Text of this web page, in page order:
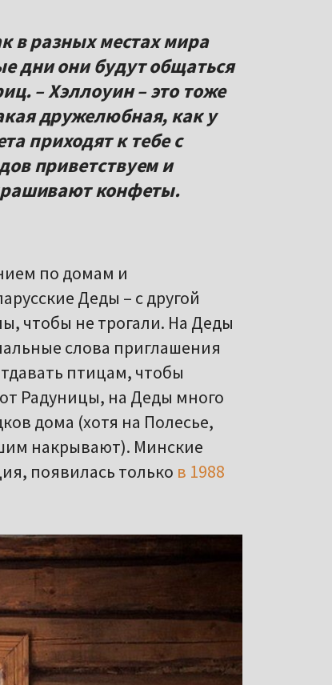
в разных местах мира
дни они будут общаться
– Хэллоуин – это тоже
дружелюбная, как у
приходят к тебе с
приветствуем и
конфеты.
по домам и
Деды – с другой
чтобы не трогали. На Деды
слова приглашения
птицам, чтобы
Радуницы, на Деды много
дома (хотя на Полесье,
накрывают). Минские
появилась только в 1988